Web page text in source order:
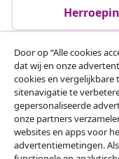
Klantenservice
Zakelijk
vidaXL
Door op “Alle cookies
dat wij en onze
cookies en
sitenavigatie te
gepersonaliseerde
onze partners
websites en apps voor
advertentiemetingen.